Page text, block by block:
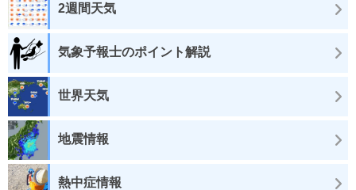
2週間天気
気象予報士のポイント解説
世界天気
地震情報
熱中症情報